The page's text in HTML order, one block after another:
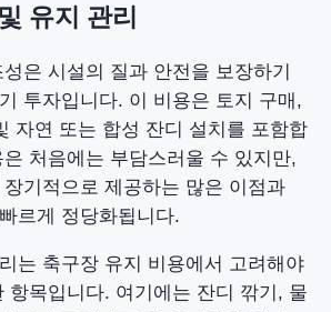
유지 관리
은 시설의 질과 안전을 보장하기
투자입니다. 이 비용은 토지 구매,
자연 또는 합성 잔디 설치를 포함합
처음에는 부담스러울 수 있지만,
기적으로 제공하는 많은 이점과
르게 정당화됩니다.
는 축구장 유지 비용에서 고려해야
항목입니다. 여기에는 잔디 깎기, 물